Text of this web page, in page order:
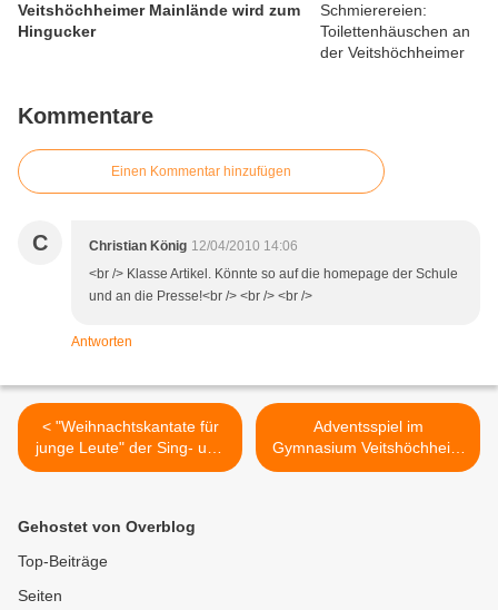
Veitshöchheimer Mainlände wird zum
Hingucker
Kommentare
Einen Kommentar hinzufügen
C Christian König 12/04/2010 14:06
<br /> Klasse Artikel. Könnte so auf die homepage der Schule
und an die Presse!<br /> <br /> <br />
Antworten
< "Weihnachtskantate für
junge Leute" der Sing- und
Musikschule Veitshöchheim
Adventsspiel im
Gymnasium Veitshöchheim
- Ein Erlebnis für alle Sinne
Gehostet von Overblog
Top-Beiträge
Seiten